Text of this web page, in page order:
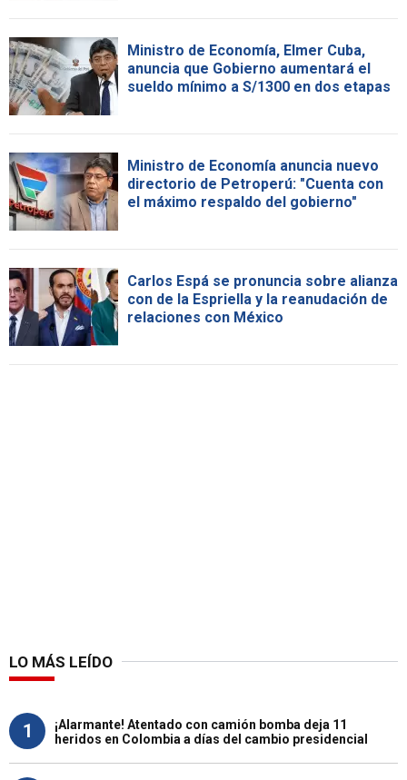
Ministro de Economía, Elmer Cuba,
anuncia que Gobierno aumentará el
sueldo mínimo a S/1300 en dos etapas
Ministro de Economía anuncia nuevo
directorio de Petroperú: "Cuenta con
el máximo respaldo del gobierno"
Carlos Espá se pronuncia sobre alianza
con de la Espriella y la reanudación de
relaciones con México
LO MÁS LEÍDO
1
¡Alarmante! Atentado con camión bomba deja 11
heridos en Colombia a días del cambio presidencial